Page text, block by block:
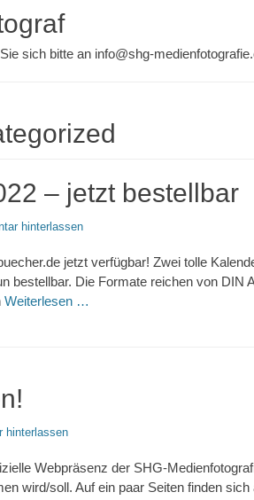
sich bitte an info@shg-
– jetzt bestellbar
hinterlassen
jetzt verfügbar! Zwei tolle
bestellbar. Die Formate reichen von DIN
Weiterlesen …
hinterlassen
Webpräsenz der SHG-
wird/soll. Auf ein paar Seiten finden